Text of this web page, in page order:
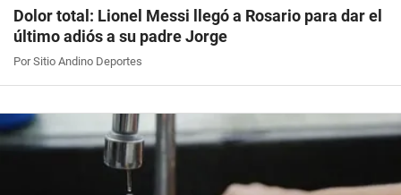
Dolor total: Lionel Messi llegó a Rosario para dar el
último adiós a su padre Jorge
Por Sitio Andino Deportes